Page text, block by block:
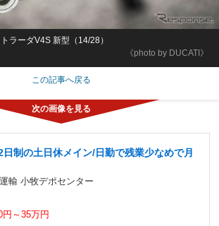
《photo by DUCATI》
ラーダV4S 新型（14/28）
この記事へ戻る
制の土日休メイン/日勤で残業少なめで月
輸 小牧デポセンター
円～35万円